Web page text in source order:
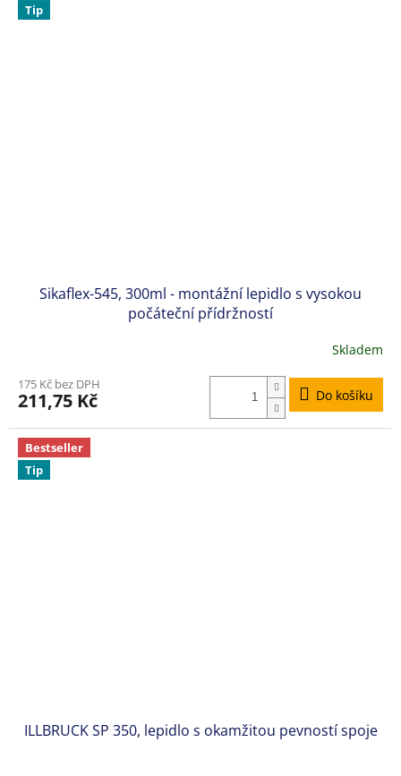
Tip
Sikaflex-545, 300ml - montážní lepidlo s vysokou
počáteční přídržností
produktu
je
z
5
hvězdiček.
Skladem
175 Kč bez DPH
211,75 Kč Do košíku
Bestseller
Tip
ILLBRUCK SP 350, lepidlo s okamžitou pevností spoje